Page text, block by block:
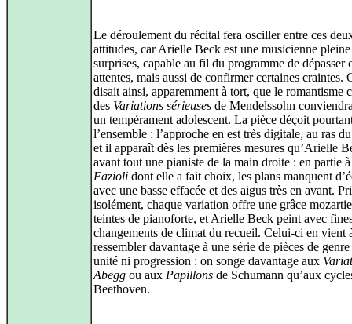
Le déroulement du récital fera osciller entre ces
attitudes, car Arielle Beck est une musicienne
surprises, capable au fil du programme de dépasser
attentes, mais aussi de confirmer certaines craintes.
disait ainsi, apparemment à tort, que le romantisme
des Variations sérieuses de Mendelssohn
un tempérament adolescent. La pièce déçoit
l’ensemble : l’approche en est très digitale, au ras
et il apparaît dès les premières mesures qu’Arielle
avant tout une pianiste de la main droite : en partie
Fazioli dont elle a fait choix, les plans manquent
avec une basse effacée et des aigus très en avant.
isolément, chaque variation offre une grâce
teintes de pianoforte, et Arielle Beck peint avec
changements de climat du recueil. Celui‑ci en vient
ressembler davantage à une série de pièces de genre
unité ni progression : on songe davantage aux
Abegg ou aux Papillons de Schumann qu’aux
Beethoven.